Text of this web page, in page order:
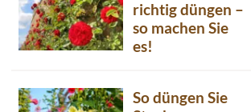
richtig düngen –
so machen Sie
es!
So düngen Sie